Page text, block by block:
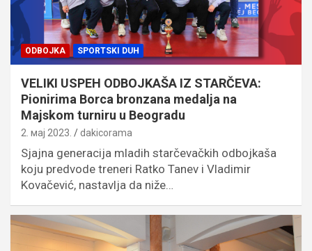
ODBOJKA SPORTSKI DUH
VELIKI USPEH ODBOJKAŠA IZ STARČEVA:
Pionirima Borca bronzana medalja na
Majskom turniru u Beogradu
2. мај 2023. dakicorama
Sjajna generacija mladih starčevačkih odbojkaša
koju predvode treneri Ratko Tanev i Vladimir
Kovačević, nastavlja da niže…